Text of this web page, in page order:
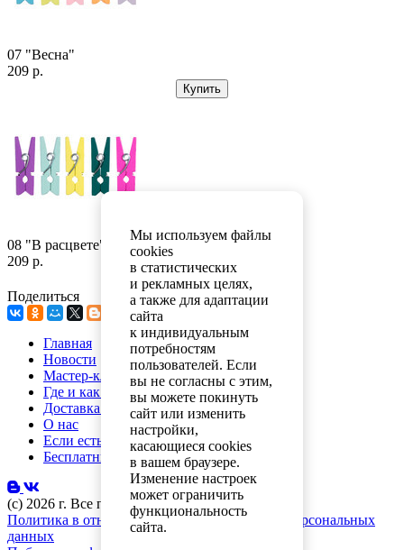
07 "Весна"
209 р.
Купить
08 "В расцвете"
209 р.
Купить
Поделиться
Главная
Новости
Мастер-классы
Где и как купить
Доставка и оплата
О нас
Если есть вопросы
Бесплатный каталог
(с) 2026 г. Все права защищены.
Политика в отношении обработки и защиты персональных
данных
Мы используем файлы
cookies
в статистических
и рекламных целях,
а также для адаптации
сайта
к индивидуальным
потребностям
пользователей. Если
вы не согласны с этим,
вы можете покинуть
сайт или изменить
настройки,
касающиеся cookies
в вашем браузере.
Изменение настроек
может ограничить
функциональность
сайта.